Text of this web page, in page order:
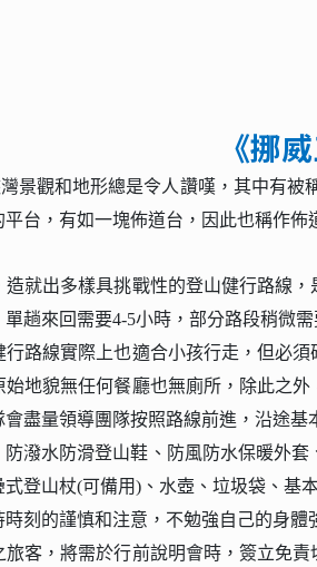
《挪
景觀和地形總是令人讚嘆，其中有被
台，有如一塊佈道台，因此也稱作
就出多樣具挑戰性的登山健行路線
趟來回需要4-5小時，部分路段稍微
路線實際上也適合小孩行走，但必
地貌無任何餐廳也無廁所，除此之
盡量領導團隊按照路線前進，沿途
潑水防滑登山鞋、防風防水保暖外
登山杖(可備用)、水壺、垃圾袋、基
刻的謹慎和注意，不勉強自己的身體
客，將需於行前說明會時，簽立免